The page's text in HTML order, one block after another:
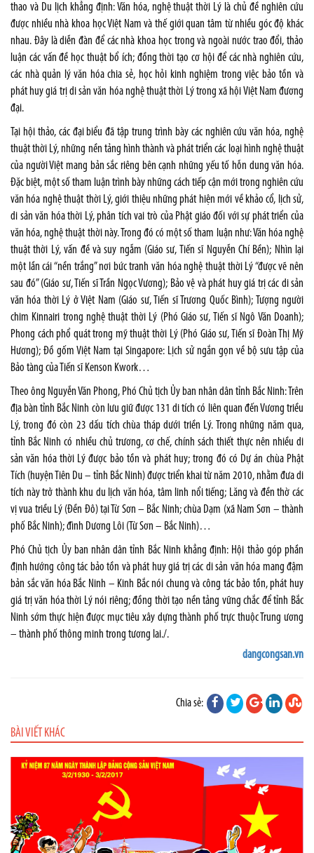
thao và Du lịch khẳng định: Văn hóa, nghệ thuật thời Lý là chủ đề nghiên cứu
được nhiều nhà khoa học Việt Nam và thế giới quan tâm từ nhiều góc độ khác
nhau. Đây là diễn đàn để các nhà khoa học trong và ngoài nước trao đổi, thảo
luận các vấn đề học thuật bổ ích; đồng thời tạo cơ hội để các nhà nghiên cứu,
các nhà quản lý văn hóa chia sẻ, học hỏi kinh nghiệm trong việc bảo tồn và
phát huy giá trị di sản văn hóa nghệ thuật thời Lý trong xã hội Việt Nam đương
đại.
Tại hội thảo, các đại biểu đã tập trung trình bày các nghiên cứu văn hóa, nghệ
thuật thời Lý, những nền tảng hình thành và phát triển các loại hình nghệ thuật
của người Việt mang bản sắc riêng bên cạnh những yếu tố hỗn dung văn hóa.
Đặc biệt, một số tham luận trình bày những cách tiếp cận mới trong nghiên cứu
văn hóa nghệ thuật thời Lý, giới thiệu những phát hiện mới về khảo cổ, lịch sử,
di sản văn hóa thời Lý, phân tích vai trò của Phật giáo đối với sự phát triển của
văn hóa, nghệ thuật thời này. Trong đó có một số tham luận như: Văn hóa nghệ
thuật thời Lý, vấn đề và suy ngẫm (Giáo sư, Tiến sĩ Nguyễn Chí Bền); Nhìn lại
một lần cái “nền trắng” nơi bức tranh văn hóa nghệ thuật thời Lý “được vẽ nên
sau đó” (Giáo sư, Tiến sĩ Trần Ngọc Vương); Bảo vệ và phát huy giá trị các di sản
văn hóa thời Lý ở Việt Nam (Giáo sư, Tiến sĩ Trương Quốc Bình); Tượng người
chim Kinnairi trong nghệ thuật thời Lý (Phó Giáo sư, Tiến sĩ Ngô Văn Doanh);
Phong cách phổ quát trong mỹ thuật thời Lý (Phó Giáo sư, Tiến sĩ Đoàn Thị Mỹ
Hương); Đồ gốm Việt Nam tại Singapore: Lịch sử ngắn gọn về bộ sưu tập của
Bảo tàng của Tiến sĩ Kenson Kwork…
Theo ông Nguyễn Văn Phong, Phó Chủ tịch Ủy ban nhân dân tỉnh Bắc Ninh: Trên
địa bàn tỉnh Bắc Ninh còn lưu giữ được 131 di tích có liên quan đến Vương triều
Lý, trong đó còn 23 dấu tích chùa tháp dưới triền Lý. Trong những năm qua,
tỉnh Bắc Ninh có nhiều chủ trương, cơ chế, chính sách thiết thực nên nhiều di
sản văn hóa thời Lý được bảo tồn và phát huy; trong đó có Dự án chùa Phật
Tích (huyện Tiên Du – tỉnh Bắc Ninh) được triển khai từ năm 2010, nhằm đưa di
tích này trở thành khu du lịch văn hóa, tâm linh nổi tiếng; Lăng và đền thờ các
vị vua triều Lý (Đền Đô) tại Từ Sơn – Bắc Ninh; chùa Dạm (xã Nam Sơn – thành
phố Bắc Ninh); đình Dương Lôi (Từ Sơn – Bắc Ninh)…
Phó Chủ tịch Ủy ban nhân dân tỉnh Bắc Ninh khẳng định: Hội thảo góp phần
định hướng công tác bảo tồn và phát huy giá trị các di sản văn hóa mang đậm
bản sắc văn hóa Bắc Ninh – Kinh Bắc nói chung và công tác bảo tồn, phát huy
giá trị văn hóa thời Lý nói riêng; đồng thời tạo nền tảng vững chắc để tỉnh Bắc
Ninh sớm thực hiện được mục tiêu xây dựng thành phố trực thuộc Trung ương
– thành phố thông minh trong tương lai./.
dangcongsan.vn
Chia sẻ:
BÀI VIẾT KHÁC